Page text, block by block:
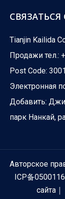
Вы когда-
Tianjin Kailida
Продажи тел.:
Post Code:
Электронная
Добавить:
парк Нанкай,
Авторское
ICP备
сайта ｜